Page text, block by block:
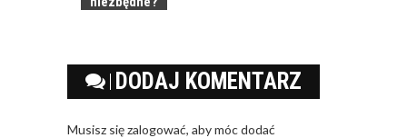
DODAJ KOMENTARZ
Musisz sięzalogować, aby móc dodać